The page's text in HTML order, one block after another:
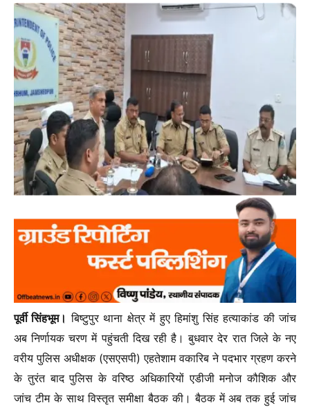
पूर्वी सिंहभूम। बिष्टुपुर थाना क्षेत्र में हुए हिमांशु सिंह हत्याकांड की जांच
अब निर्णायक चरण में पहुंचती दिख रही है। बुधवार देर रात जिले के नए
वरीय पुलिस अधीक्षक (एसएसपी) एहतेशाम वकारिब ने पदभार ग्रहण करने
के तुरंत बाद पुलिस के वरिष्ठ अधिकारियों एडीजी मनोज कौशिक और
जांच टीम के साथ विस्तृत समीक्षा बैठक की। बैठक में अब तक हुई जांच